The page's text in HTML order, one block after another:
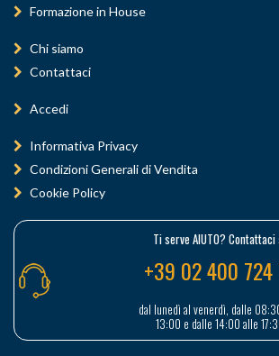
Formazione in House
Chi siamo
Contattaci
Accedi
Informativa Privacy
Condizioni Generali di Vendita
Cookie Policy
Ti serve AIUTO? Contattaci
+39 02 400 724
dal lunedì al venerdì, dalle
13:00 e dalle 14:00 alle